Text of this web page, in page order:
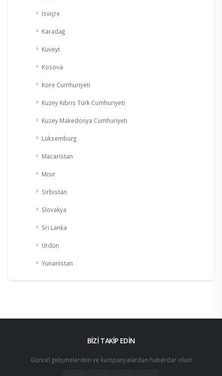
İsviçre
Karadağ
Kuveyt
Kosova
Kore Cumhuriyeti
Kuzey Kıbrıs Türk Cumhuriyeti
Kuzey Makedonya Cumhuriyeti
Lüksemburg
Macaristan
Mısır
Sırbistan
Slovakya
Sri Lanka
Ürdün
Yunanistan
BİZİ TAKİP EDİN
Güncel gelişmelerden ve kampanyalardan haberdar olun!